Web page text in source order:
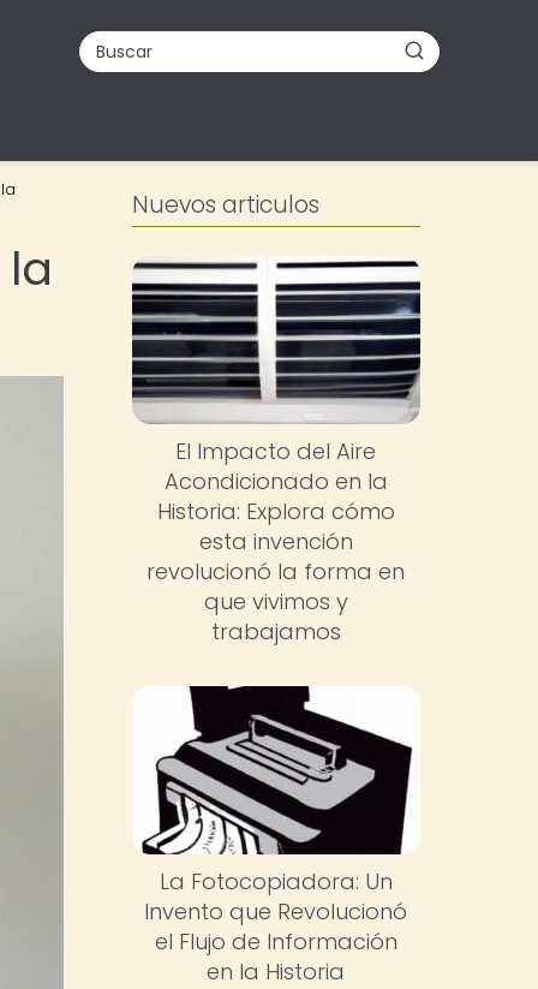
Nuevos articulos
El Impacto del Aire
Acondicionado en la
Historia: Explora cómo
esta invención
revolucionó la forma en
que vivimos y
trabajamos
La Fotocopiadora: Un
Invento que Revolucionó
el Flujo de Información
en la Historia